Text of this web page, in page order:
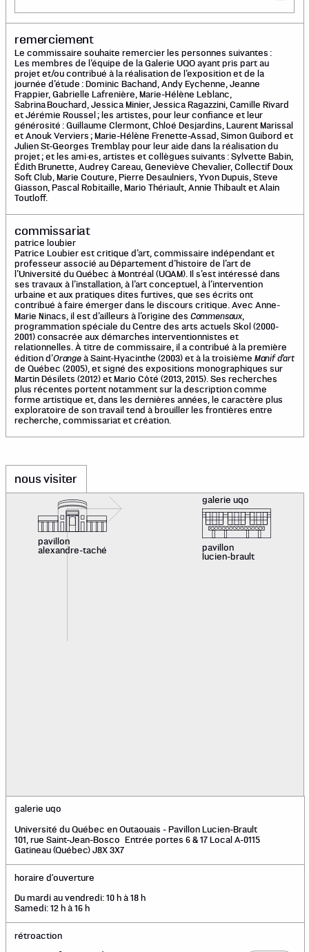
remerciement
Le commissaire souhaite remercier les personnes suivantes :
Les membres de l’équipe de la Galerie UQO ayant pris part au
projet et/ou contribué à la réalisation de l’exposition et de la
journée d’étude : Dominic Bachand, Andy Eychenne, Jeanne
Frappier, Gabrielle Lafrenière, Marie-Hélène Leblanc,
Sabrina Bouchard, Jessica Minier, Jessica Ragazzini, Camille Rivard
et Jérémie Roussel ; les artistes, pour leur confiance et leur
générosité : Guillaume Clermont, Chloé Desjardins, Laurent Marissal
et Anouk Verviers ; Marie-Hélène Frenette-Assad, Simon Guibord et
Julien St-Georges Tremblay pour leur aide dans la réalisation du
projet ; et les ami·es, artistes et collègues suivants : Sylvette Babin,
Édith Brunette, Audrey Careau, Geneviève Chevalier, Collectif Doux
Soft Club, Marie Couture, Pierre Desaulniers, Yvon Dupuis, Steve
Giasson, Pascal Robitaille, Mario Thériault, Annie Thibault et Alain
Toutloff.
commissariat
patrice loubier
Patrice Loubier est critique d’art, commissaire indépendant et
professeur associé au Département d’histoire de l’art de
l’Université du Québec à Montréal (UQAM). Il s’est intéressé dans
ses travaux à l’installation, à l’art conceptuel, à l’intervention
urbaine et aux pratiques dites furtives, que ses écrits ont
contribué à faire émerger dans le discours critique. Avec Anne-
Marie Ninacs, il est d’ailleurs à l’origine des Commensaux,
programmation spéciale du Centre des arts actuels Skol (2000-
2001) consacrée aux démarches interventionnistes et
relationnelles. À titre de commissaire, il a contribué à la première
édition d’Orange à Saint-Hyacinthe (2003) et à la troisième Manif d’art
de Québec (2005), et signé des expositions monographiques sur
Martin Désilets (2012) et Mario Côté (2013, 2015). Ses recherches
plus récentes portent notamment sur la description comme
forme artistique et, dans les dernières années, le caractère plus
exploratoire de son travail tend à brouiller les frontières entre
recherche, commissariat et création.
nous visiter
galerie uqo
Université du Québec en Outaouais - Pavillon Lucien-Brault
101, rue Saint-Jean-Bosco Entrée portes 6 & 17 Local A-0115
Gatineau (Québec) J8X 3X7
horaire d'ouverture
Du mardi au vendredi: 10 h à 18 h
Samedi: 12 h à 16 h
rétroaction
galerie uqo
pavillon
lucien-brault
pavillon
alexandre-taché